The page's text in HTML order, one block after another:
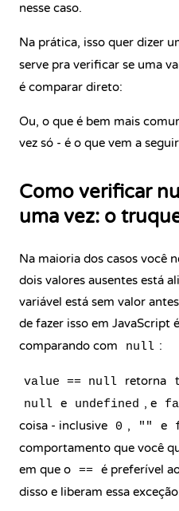
nesse caso.
Na prática, isso quer dizer
serve pra verificar se uma
é comparar direto:
Ou, o que é bem mais
vez só - é o que vem a
Como verificar
uma vez: o
Na maioria dos casos você
dois valores ausentes está
variável está sem valor
de fazer isso em JavaScript
comparando com
null :
value == null retorna
null e undefined , e
coisa - inclusive
0 , "" e
comportamento que você
em que o == é preferível
disso e liberam essa